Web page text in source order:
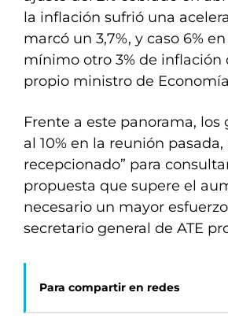
la inflación sufrió una
marcó un 3,7%, y caso 6%
mínimo otro 3% de inflación
propio ministro de
Frente a este panorama,
al 10% en la reunión
recepcionado” para
propuesta que supere el
necesario un mayor
secretario general de ATE
Para compartir en redes